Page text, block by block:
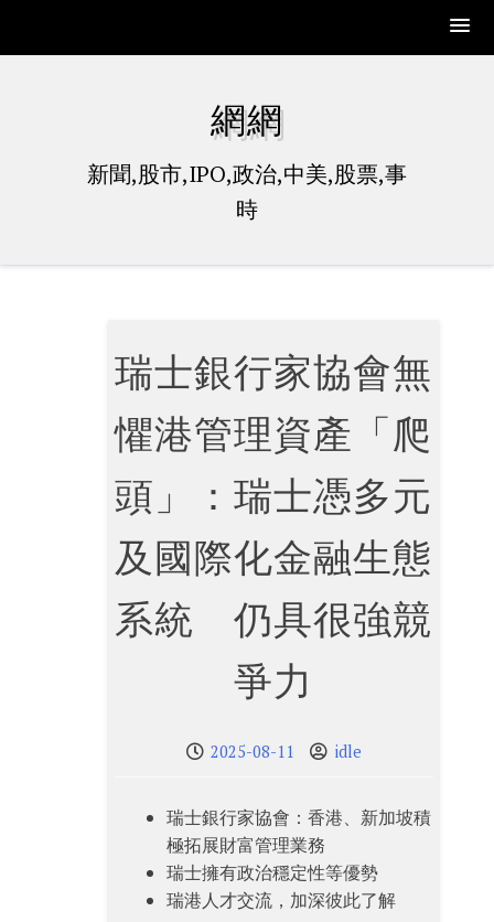
網網
新聞,股市,IPO,政治,中美,股票,事
時
瑞士銀行家協會無
懼港管理資產「爬
頭」：瑞士憑多元
及國際化金融生態
系統 仍具很強競
爭力
2025-08-11 idle
瑞士銀行家協會：香港、新加坡積
極拓展財富管理業務
瑞士擁有政治穩定性等優勢
瑞港人才交流，加深彼此了解